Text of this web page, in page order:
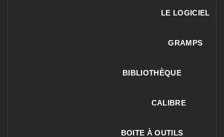
LE LOGICIEL
GRAMPS
BIBLIOTHÈQUE
CALIBRE
BOITE À OUTILS